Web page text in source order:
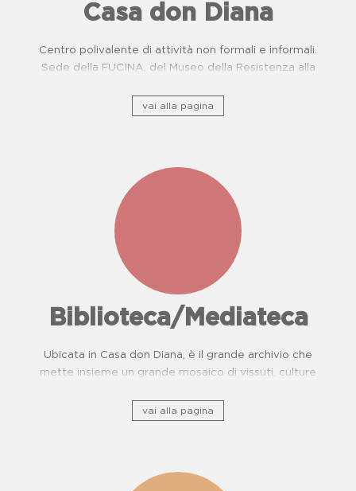
Casa don Diana
Centro polivalente di attività non formali e informali.
Sede della FUCINA, del Museo della Resistenza alla
Oncologiche. Proposte didattiche per scuole.
vai alla pagina
Biblioteca/Mediateca
Ubicata in Casa don Diana, è il grande archivio che
mette insieme un grande mosaico di vissuti, culture
vai alla pagina